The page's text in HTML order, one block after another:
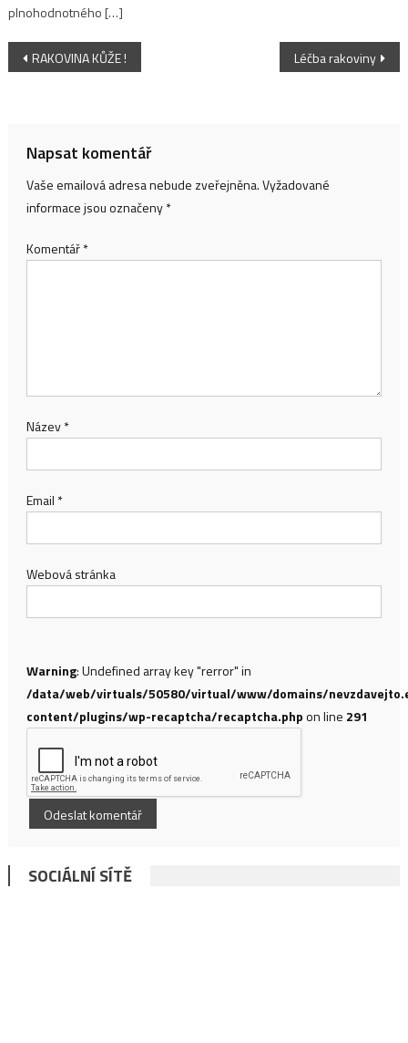
plnohodnotného […]
Navigace
RAKOVINA KŮŽE ! Léčba rakoviny
Napsat komentář
Vaše emailová adresa nebude zveřejněna.Vyžadované
informace jsou označeny*
Komentář*
Název*
Email *
Webová stránka
Warning: Undefined array key "rerror" in
/data/web/virtuals/50580/virtual/www/domains/
content/plugins/wp-recaptcha/recaptcha.phpon line 291
SOCIÁLNÍ SÍTĚ